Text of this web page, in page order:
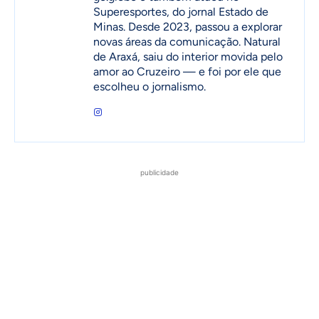
Superesportes, do jornal Estado de
Minas. Desde 2023, passou a explorar
novas áreas da comunicação. Natural
de Araxá, saiu do interior movida pelo
amor ao Cruzeiro — e foi por ele que
escolheu o jornalismo.
publicidade